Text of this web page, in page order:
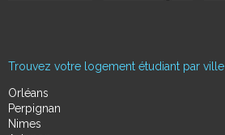
Trouvez votre logement étudiant par ville
Orléans
Perpignan
Nimes